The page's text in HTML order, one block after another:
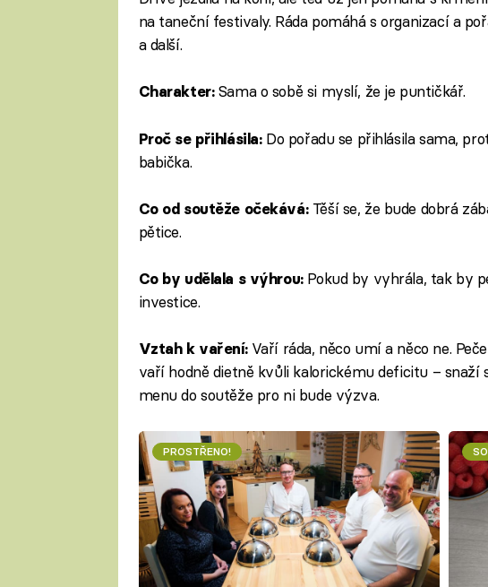
na taneční festivaly. Ráda pomáhá s organizací a
a další.
Charakter:Sama o sobě si myslí, že je puntičkář.
Proč se přihlásila: Do pořadu se přihlásila sama,
babička.
Co od soutěže očekává:Těší se, že bude dobrá
pětice.
Co by udělala s výhrou:Pokud by vyhrála, tak by
investice.
Vztah k vaření:Vaří ráda, něco umí a něco ne.
vaří hodně dietně kvůli kalorickému deficitu – snaží
menu do soutěže pro ni bude výzva.
PROSTŘENO!